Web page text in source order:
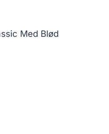
Med Blød